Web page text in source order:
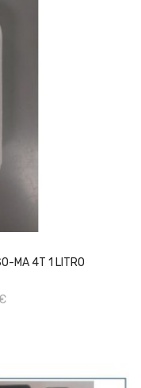
MA 4T 1 LITRO